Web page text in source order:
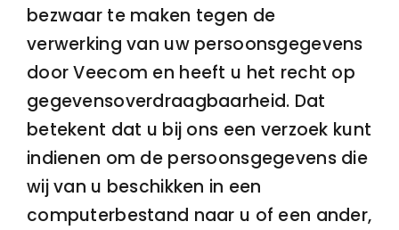
bezwaar te maken tegen de
verwerking van uw persoonsgegevens
door Veecom en heeft u het recht op
gegevensoverdraagbaarheid. Dat
betekent dat u bij ons een verzoek kunt
indienen om de persoonsgegevens die
wij van u beschikken in een
computerbestand naar u of een ander,